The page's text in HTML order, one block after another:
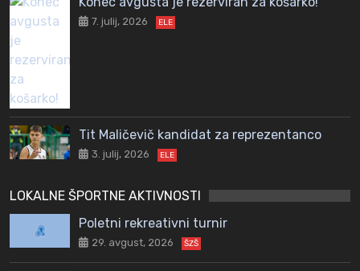
7. julij, 2026 ELE
Tit Maličevič kandidat za reprezentanco
3. julij, 2026 ELE
LOKALNE ŠPORTNE AKTIVNOSTI
Poletni rekreativni turnir
29. avgust, 2026 ŠZŠ